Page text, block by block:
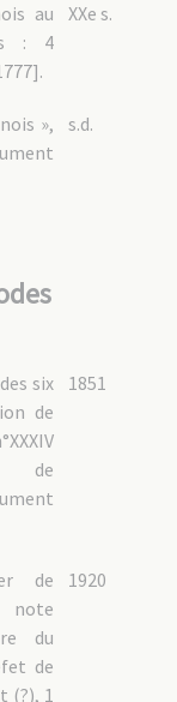
都)
VA de Mandchourie
apostoliques
XXe s.
au
: 4
s.d.
»,
1851
six
de
de
1920
de
note
du
de
(?), 1